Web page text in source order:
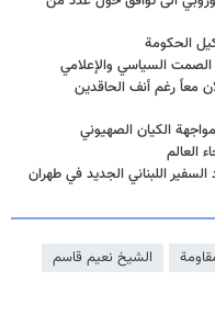
الحكومة
الصمت السياسي والإعلامي
معاً رغم أنف الحاقدين
الكيان الصهيوني
العالم
اللبناني الجديد في طهران
الشيخ نعيم قاسم